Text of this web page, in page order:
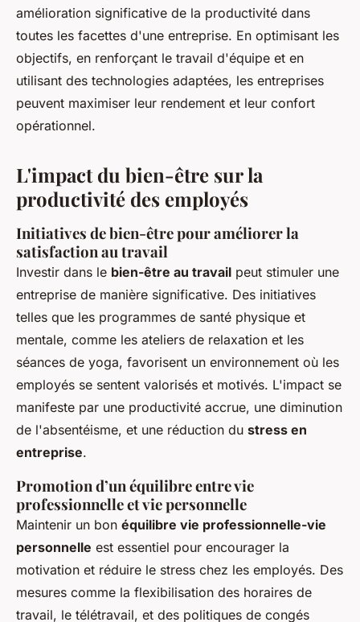
amélioration significative de la productivité dans
toutes les facettes d'une entreprise. En optimisant les
objectifs, en renforçant le travail d'équipe et en
utilisant des technologies adaptées, les entreprises
peuvent maximiser leur rendement et leur confort
opérationnel.
L'impact du bien-être sur la
productivité des employés
Initiatives de bien-être pour améliorer la
satisfaction au travail
Investir dans le bien-être au travail peut stimuler une
entreprise de manière significative. Des initiatives
telles que les programmes de santé physique et
mentale, comme les ateliers de relaxation et les
séances de yoga, favorisent un environnement où les
employés se sentent valorisés et motivés. L'impact se
manifeste par une productivité accrue, une diminution
de l'absentéisme, et une réduction du stress en
entreprise.
Promotion d’un équilibre entre vie
professionnelle et vie personnelle
Maintenir un bon équilibre vie professionnelle-vie
personnelle est essentiel pour encourager la
motivation et réduire le stress chez les employés. Des
mesures comme la flexibilisation des horaires de
travail, le télétravail, et des politiques de congés